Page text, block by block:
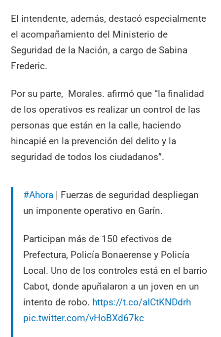
El intendente, además, destacó especialmente
el acompañamiento del Ministerio de
Seguridad de la Nación, a cargo de Sabina
Frederic.
Por su parte, Morales. afirmó que “la finalidad
de los operativos es realizar un control de las
personas que están en la calle, haciendo
hincapié en la prevención del delito y la
seguridad de todos los ciudadanos”.
#Ahora | Fuerzas de seguridad despliegan
un imponente operativo en Garín.
Participan más de 150 efectivos de
Prefectura, Policía Bonaerense y Policía
Local. Uno de los controles está en el barrio
Cabot, donde apuñalaron a un joven en un
intento de robo. https://t.co/aICtKNDdrh
pic.twitter.com/vHoBXd67kc